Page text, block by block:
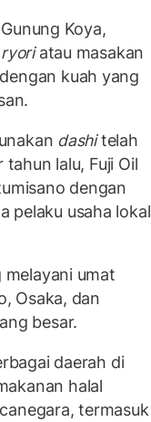
Koya,
atau masakan
kuah yang
dashitelah
lalu, Fuji Oil
dengan
pelaku usaha lokal
melayani umat
Osaka, dan
besar.
daerah di
halal
termasuk